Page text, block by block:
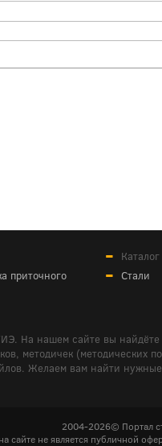
приточного
Стали
На нашем сайте вы
методичек (методических
Желаем вам найти
2004-2026© Портал
сайте не является публичной